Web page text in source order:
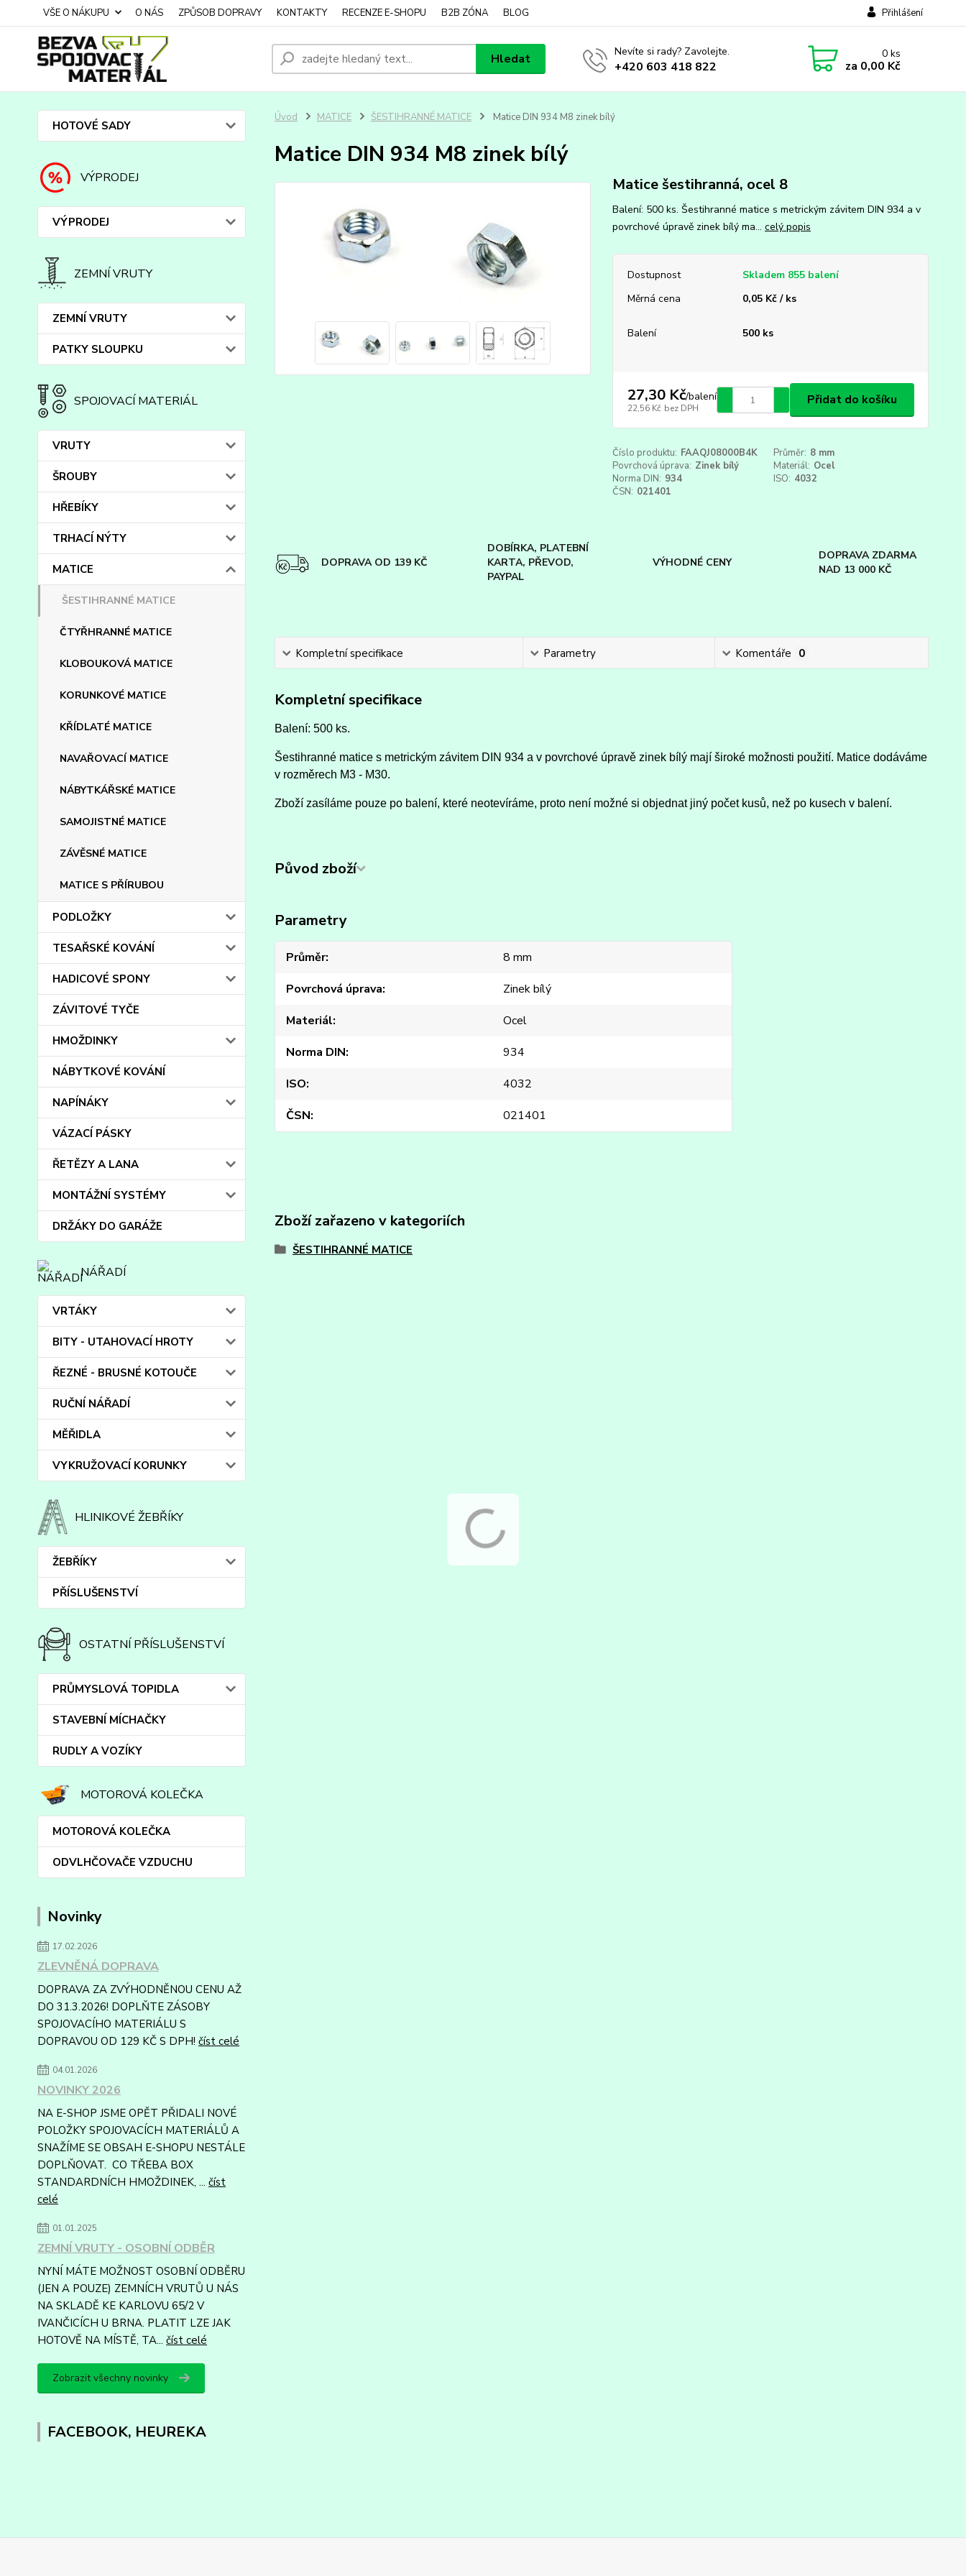
VŠE O NÁKUPU O NÁS ZPŮSOB DOPRAVY KONTAKTY RECENZE E-SHOPU B2B ZÓNA BLOG Přihlášení
Hledat Nevíte si rady? Zavolejte.
+420 603 418 822
0ks
za 0,00 Kč
HOTOVÉ SADY
VÝPRODEJ
VÝPRODEJ
ZEMNÍ VRUTY
ZEMNÍ VRUTY
PATKY SLOUPKU
SPOJOVACÍ MATERIÁL
VRUTY
ŠROUBY
HŘEBÍKY
TRHACÍ NÝTY
MATICE
ŠESTIHRANNÉ MATICE
ČTYŘHRANNÉ MATICE
KLOBOUKOVÁ MATICE
KORUNKOVÉ MATICE
KŘÍDLATÉ MATICE
NAVAŘOVACÍ MATICE
NÁBYTKÁŘSKÉ MATICE
SAMOJISTNÉ MATICE
ZÁVĚSNÉ MATICE
MATICE S PŘÍRUBOU
PODLOŽKY
TESAŘSKÉ KOVÁNÍ
HADICOVÉ SPONY
ZÁVITOVÉ TYČE
HMOŽDINKY
NÁBYTKOVÉ KOVÁNÍ
NAPÍNÁKY
VÁZACÍ PÁSKY
ŘETĚZY A LANA
MONTÁŽNÍ SYSTÉMY
DRŽÁKY DO GARÁŽE
NÁŘADÍ
VRTÁKY
BITY - UTAHOVACÍ HROTY
ŘEZNÉ - BRUSNÉ KOTOUČE
RUČNÍ NÁŘADÍ
MĚŘIDLA
VYKRUŽOVACÍ KORUNKY
HLINIKOVÉ ŽEBŘÍKY
ŽEBŘÍKY
PŘÍSLUŠENSTVÍ
OSTATNÍ PŘÍSLUŠENSTVÍ
PRŮMYSLOVÁ TOPIDLA
STAVEBNÍ MÍCHAČKY
RUDLY A VOZÍKY
MOTOROVÁ KOLEČKA
MOTOROVÁ KOLEČKA
ODVLHČOVAČE VZDUCHU
Novinky
17.02.2026
ZLEVNĚNÁ DOPRAVA
DOPRAVA ZA ZVÝHODNĚNOU CENU AŽ
DO 31.3.2026! DOPLŇTE ZÁSOBY
SPOJOVACÍHO MATERIÁLU S
DOPRAVOU OD 129 KČ S DPH! číst celé
04.01.2026
NOVINKY 2026
NA E-SHOP JSME OPĚT PŘIDALI NOVÉ
POLOŽKY SPOJOVACÍCH MATERIÁLŮ A
SNAŽÍME SE OBSAH E-SHOPU NESTÁLE
DOPLŇOVAT. CO TŘEBA BOX
STANDARDNÍCH HMOŽDINEK, ... číst
celé
01.01.2025
ZEMNÍ VRUTY - OSOBNÍ ODBĚR
NYNÍ MÁTE MOŽNOST OSOBNÍ ODBĚRU
(JEN A POUZE) ZEMNÍCH VRUTŮ U NÁS
NA SKLADĚ KE KARLOVU 65/2 V
IVANČICÍCH U BRNA. PLATIT LZE JAK
HOTOVĚ NA MÍSTĚ, TA... číst celé
Zobrazit všechny novinky
FACEBOOK, HEUREKA
Úvod MATICE ŠESTIHRANNÉ MATICE Matice DIN 934 M8 zinek bílý
Matice DIN 934 M8 zinek bílý
Matice šestihranná, ocel 8
Balení: 500 ks. Šestihranné matice s metrickým závitem DIN 934 a v
povrchové úpravě zinek bílý ma... celý popis
Dostupnost
Skladem 855 balení
Měrná cena
0,05 Kč / ks
Balení 500 ks
27,30 Kč/balení
22,56 Kč bez DPH
Přidat do košíku
Číslo produktu: FAAQJ08000B4K Průměr: 8 mm
Povrchová úprava: Zinek bílý Materiál: Ocel
Norma DIN: 934 ISO: 4032
ČSN: 021401
DOPRAVA OD 139 KČ
DOBÍRKA, PLATEBNÍ
KARTA, PŘEVOD,
PAYPAL
VÝHODNÉ CENY
DOPRAVA ZDARMA
NAD 13 000 KČ
Kompletní specifikace Parametry Komentáře 0
Kompletní specifikace
Balení: 500 ks.
Šestihranné matice s metrickým závitem DIN 934 a v povrchové úpravě zinek bílý mají široké možnosti použití. Matice dodáváme
v rozměrech M3 - M30.
Zboží zasíláme pouze po balení, které neotevíráme, proto není možné si objednat jiný počet kusů, než po kusech v balení.
Původ zboží
Parametry
Průměr
8 mm
Povrchová úprava
Zinek bílý
Materiál
Ocel
Norma DIN
934
ISO
4032
ČSN
021401
Zboží zařazeno v kategoriích
ŠESTIHRANNÉ MATICE